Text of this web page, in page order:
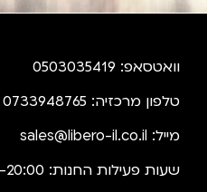
וואטסאפ: 0503035419
טלפון מרכזיה: 0733948765
מייל: sales@libero-il.co.il
שעות פעילות החנות: 10:00-20:00